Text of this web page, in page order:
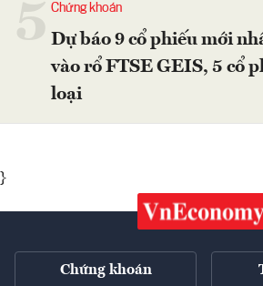
Chứng khoán
Dự báo 9 cổ phiếu mới
vào rổ FTSE GEIS, 5 cổ
loại
}
Chứng khoán